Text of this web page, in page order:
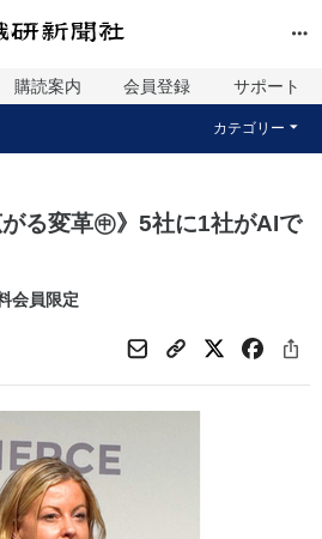
購読案内 会員登録 サポート
カテゴリー
がる変革㊥》5社に1社がAIで
会員限定